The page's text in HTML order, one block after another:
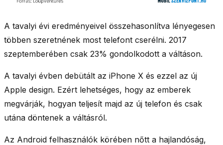
A tavalyi évi eredményeivel összehasonlítva lényegesen
többen szeretnének most telefont cserélni. 2017
szeptemberében csak 23% gondolkodott a váltáson.
A tavalyi évben debütált az iPhone X és ezzel az új
Apple design. Ezért lehetséges, hogy az emberek
megvárják, hogyan teljesít majd az új telefon és csak
utána döntenek a váltásról.
Az Android felhasználók körében nőtt a hajlandóság,